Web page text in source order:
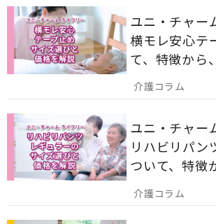
ユニ・チャー
横モレ安心テ
て、特徴から
備蓄としての
りやすく解説
ユニ・チャー
リハビリパン
ついて、特徴
災害備蓄とし
分かりやすく